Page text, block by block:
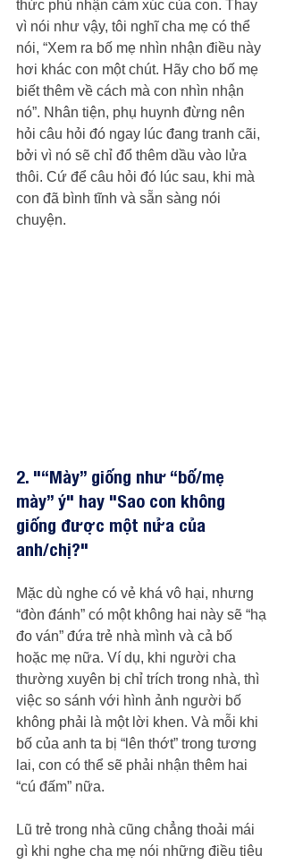
thức phủ nhận cảm xúc của con. Thay
vì nói như vậy, tôi nghĩ cha mẹ có thể
nói, “Xem ra bố mẹ nhìn nhận điều này
hơi khác con một chút. Hãy cho bố mẹ
biết thêm về cách mà con nhìn nhận
nó”. Nhân tiện, phụ huynh đừng nên
hỏi câu hỏi đó ngay lúc đang tranh cãi,
bởi vì nó sẽ chỉ đổ thêm dầu vào lửa
thôi. Cứ để câu hỏi đó lúc sau, khi mà
con đã bình tĩnh và sẵn sàng nói
chuyện.
2. "“Mày” giống như “bố/mẹ
mày” ý" hay "Sao con không
giống được một nửa của
anh/chị?"
Mặc dù nghe có vẻ khá vô hại, nhưng
“đòn đánh” có một không hai này sẽ “hạ
đo ván” đứa trẻ nhà mình và cả bố
hoặc mẹ nữa. Ví dụ, khi người cha
thường xuyên bị chỉ trích trong nhà, thì
việc so sánh với hình ảnh người bố
không phải là một lời khen. Và mỗi khi
bố của anh ta bị “lên thớt” trong tương
lai, con có thể sẽ phải nhận thêm hai
“cú đấm” nữa.
Lũ trẻ trong nhà cũng chẳng thoải mái
gì khi nghe cha mẹ nói những điều tiêu